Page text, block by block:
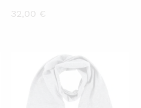
32,00 €
KATSO PIKANÄKYMÄ